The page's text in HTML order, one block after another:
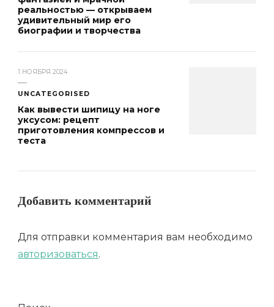
реальностью — открываем
удивительный мир его
биографии и творчества
1 НОЯБРЯ 2024
UNCATEGORISED
Как вывести шипицу на ноге
уксусом: рецепт
приготовления компрессов и
теста
Добавить комментарий
Для отправки комментария вам необходимо
авторизоваться.